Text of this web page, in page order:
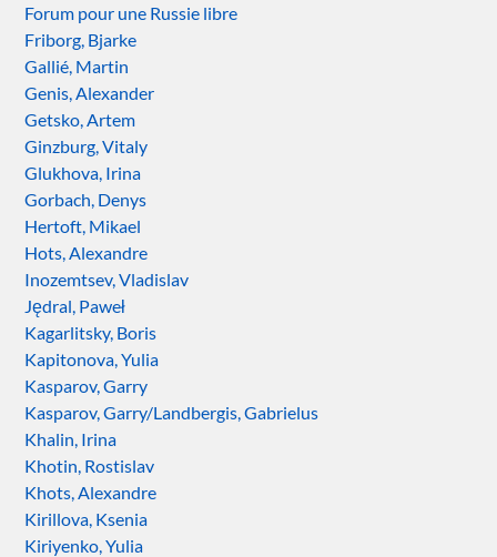
Forum pour une Russie libre
Friborg, Bjarke
Gallié, Martin
Genis, Alexander
Getsko, Artem
Ginzburg, Vitaly
Glukhova, Irina
Gorbach, Denys
Hertoft, Mikael
Hots, Alexandre
Inozemtsev, Vladislav
Jędral, Paweł
Kagarlitsky, Boris
Kapitonova, Yulia
Kasparov, Garry
Kasparov, Garry/Landbergis, Gabrielus
Khalin, Irina
Khotin, Rostislav
Khots, Alexandre
Kirillova, Ksenia
Kiriyenko, Yulia